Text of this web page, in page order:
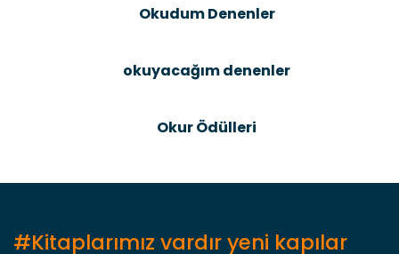
Okudum Denenler
okuyacağım denenler
Okur Ödülleri
#Kitaplarımız vardır yeni kapılar